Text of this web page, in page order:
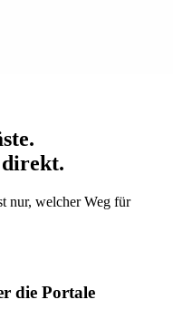
direkt.
nur, welcher Weg für
die Portale